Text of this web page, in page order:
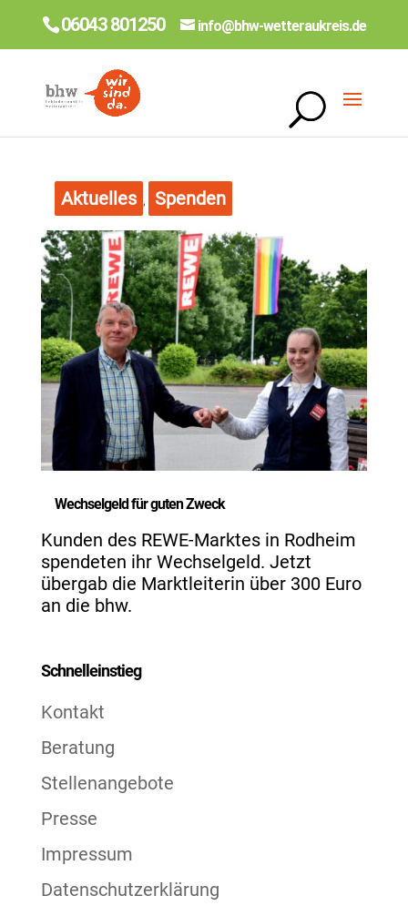
06043 801250 info@bhw-wetteraukreis.de
Aktuelles , Spenden
Wechselgeld für guten Zweck
Kunden des REWE-Marktes in Rodheim
spendeten ihr Wechselgeld. Jetzt
übergab die Marktleiterin über 300 Euro
an die bhw.
Schnelleinstieg
Kontakt
Beratung
Stellenangebote
Presse
Impressum
Datenschutzerklärung